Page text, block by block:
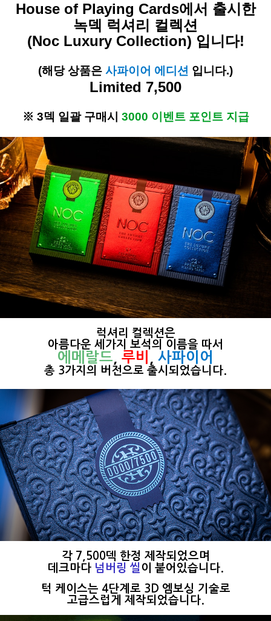
House of Playing Cards에서 출시한
녹덱 럭셔리 컬렉션
(Noc Luxury Collection) 입니다!
(해당 상품은 사파이어 에디션 입니다.)
Limited 7,500
※ 3덱 일괄 구매시 3000 이벤트 포인트 지급
럭셔리 컬렉션은
아름다운 세가지 보석의 이름을 따서
에메랄드 루비 사파이어
총 3가지의 버전으로 출시되었습니다.
각 7,500덱 한정 제작되었으며
데크마다 넘버링 씰 이 붙어있습니다.
턱 케이스는 4단계로 3D 엠보싱 기술로
고급스럽게 제작되었습니다.